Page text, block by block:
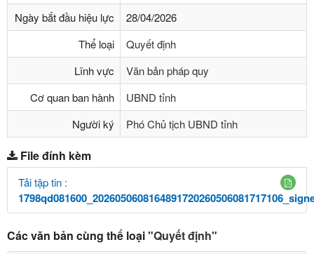
Ngày bắt đầu hiệu lực
28/04/2026
Thể loại
Quyết định
Lĩnh vực
Văn bản pháp quy
Cơ quan ban hành
UBND tỉnh
Người ký
Phó Chủ tịch UBND tỉnh
File đính kèm
Tải tập tin :
Các văn bản cùng thể loại"Quyết định"